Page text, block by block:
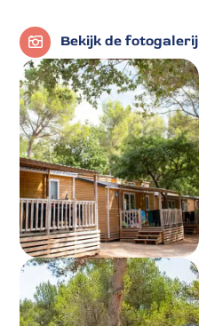
Bekijk de fotogalerij